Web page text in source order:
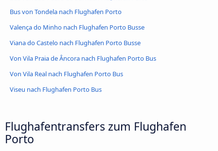
Bus von Tondela nach Flughafen Porto
Valença do Minho nach Flughafen Porto Busse
Viana do Castelo nach Flughafen Porto Busse
Von Vila Praia de Âncora nach Flughafen Porto Bus
Von Vila Real nach Flughafen Porto Bus
Viseu nach Flughafen Porto Bus
Flughafentransfers zum Flughafen
Porto